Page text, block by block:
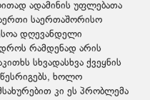
ადამინის უფლებათა
საერთაშორისო
დღევანდელი
დროს რამდენად არის
სხვადასხვა ქვეყნის
ხოლო
კი ეს პრობლემა